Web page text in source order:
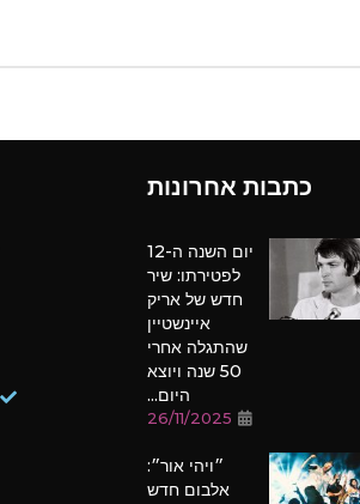
כתבות אחרונות
יום השנה ה-12
לפטירתו: שיר
חדש של אריק
איינשטיין
שהתגלה אחרי
50 שנה ויוצא
היום...
26/11/2025
״ויהי אור״:
אלבום חדש